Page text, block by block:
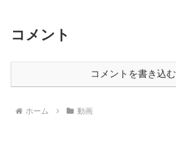
コメント
コメントを書き込む
ホーム 動画